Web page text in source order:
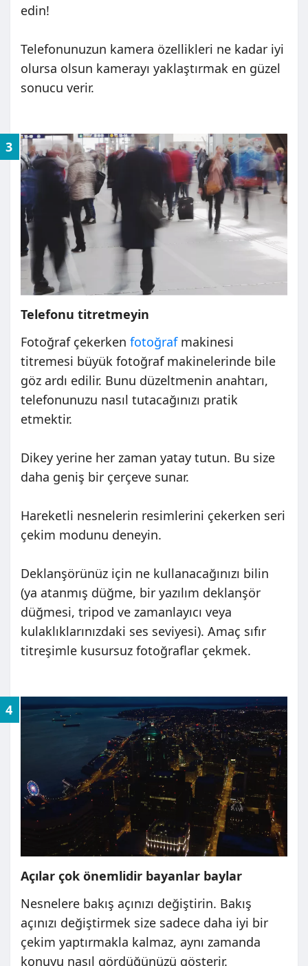
edin!
Telefonunuzun kamera özellikleri ne kadar iyi
olursa olsun kamerayı yaklaştırmak en güzel
sonucu verir.
3
Telefonu titretmeyin
Fotoğraf çekerken fotoğrafmakinesi
titremesi büyük fotoğraf makinelerinde bile
göz ardı edilir. Bunu düzeltmenin anahtarı,
telefonunuzu nasıl tutacağınızı pratik
etmektir.
Dikey yerine her zaman yatay tutun. Bu size
daha geniş bir çerçeve sunar.
Hareketli nesnelerin resimlerini çekerken seri
çekim modunu deneyin.
Deklanşörünüz için ne kullanacağınızı bilin
(ya atanmış düğme, bir yazılım deklanşör
düğmesi, tripod ve zamanlayıcı veya
kulaklıklarınızdaki ses seviyesi). Amaç sıfır
titreşimle kusursuz fotoğraflar çekmek.
4
Açılar çok önemlidir bayanlar baylar
Nesnelere bakış açınızı değiştirin. Bakış
açınızı değiştirmek size sadece daha iyi bir
çekim yaptırmakla kalmaz, aynı zamanda
konuyu nasıl gördüğünüzü gösterir.